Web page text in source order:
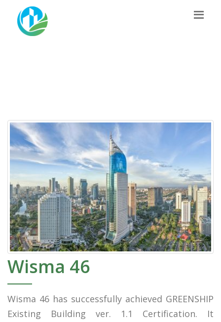
Wisma 46
Wisma 46 has successfully achieved GREENSHIP
Existing Building ver. 1.1 Certification. It